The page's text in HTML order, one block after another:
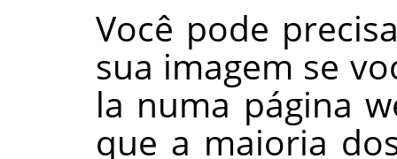
Você pode
sua imagem se
la numa página
que a maioria